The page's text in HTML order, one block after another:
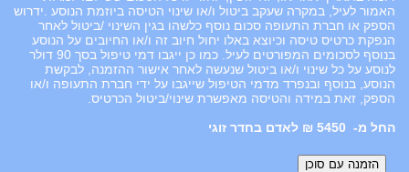
האמור לעיל, במקרה שעקב ביטול ו/או שינוי הטיסה ביוזמת הנוסע .ידרוש
הספק או חברת התעופה סכום נוסף כלשהו בגין השינוי /ביטול לאחר
הנפקת כרטיס טיסה וכיוצא באלו יחול חיוב זה ו/או החיובים על הנוסע
בנוסף לסכומים המפורטים לעיל. כמו כן ייגבו דמי טיפול בסך 90 דולר
לנוסע על כל שינוי ו/או ביטול שנעשה לאחר אישור ההזמנה, לבקשת
הנוסע, בנוסף ובנפרד מדמי הטיפול שייגבו על ידי חברת התעופה ו/או
הספק, זאת במידה והטיסה מאפשרת שינוי/ביטול הכרטיס.
5450 ₪ לאדם בחדר זוגי